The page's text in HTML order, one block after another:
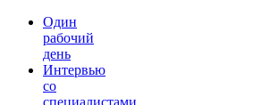
Один
рабочий
день
Интервью
со
специалистами